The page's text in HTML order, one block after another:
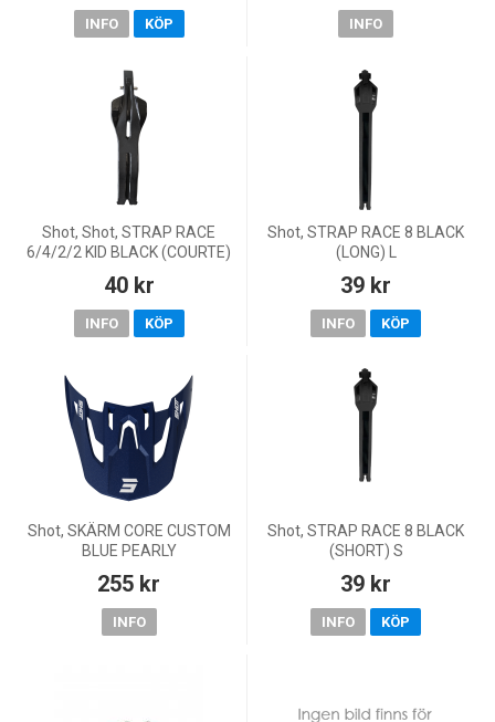
INFO KÖP INFO
Shot, Shot, STRAP RACE
6/4/2/2 KID BLACK (COURTE)
40 kr
INFO KÖP
Shot, STRAP RACE 8 BLACK
(LONG) L
39 kr
INFO KÖP
Shot, SKÄRM CORE CUSTOM
BLUE PEARLY
255 kr
INFO
Shot, STRAP RACE 8 BLACK
(SHORT) S
39 kr
INFO KÖP